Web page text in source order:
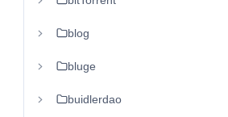
blog
bluge
buidlerdao